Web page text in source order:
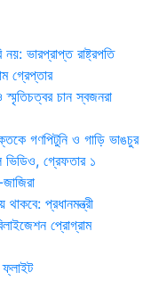
ভারপ্রাপ্ত রাষ্ট্রপতি
গ্রেপ্তার
চান স্বজনরা
গণপিটুনি ও গাড়ি ভাঙচুর
ভিডিও, গ্রেফতার ১
প্রধানমন্ত্রী
প্রোগ্রাম
ফ্লাইট